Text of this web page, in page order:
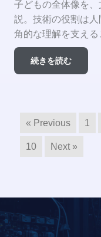
子どもの全体像を
説。技術の役割は
角的な理解を支える
続きを読む
« Previous 1
10 Next »